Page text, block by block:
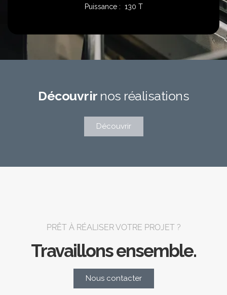
Puissance : 130 T
Découvrir nos réalisations
Découvrir
PRÊT À RÉALISER VOTRE PROJET ?
Travaillons ensemble.
Nous contacter